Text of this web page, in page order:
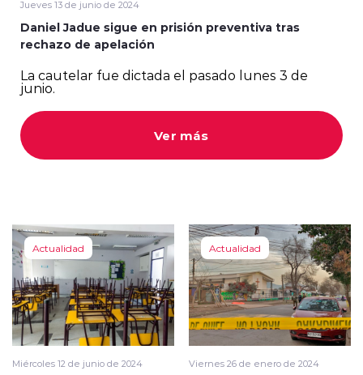
modo claro
Jueves 13 de junio de 2024
Daniel Jadue sigue en prisión preventiva tras
rechazo de apelación
La cautelar fue dictada el pasado lunes 3 de
junio.
Ver más
Actualidad
Miércoles 12 de junio de 2024
Actualidad
Viernes 26 de enero de 2024